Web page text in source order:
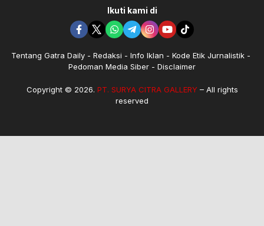
Ikuti kami di
Tentang Gatra Daily Redaksi Info Iklan
Kode Etik Jurnalistik
Pedoman Media Siber
Disclaimer
Copyright © 2026. PT. SURYA CITRA GALLERY– All rights
reserved